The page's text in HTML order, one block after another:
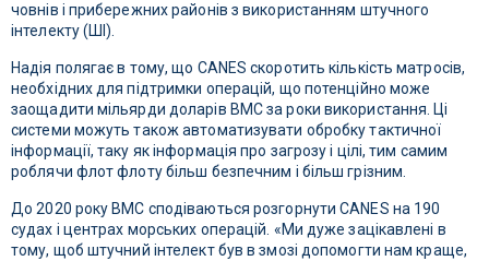
човнів і прибережних районів з використанням штучного
інтелекту (ШІ).
Надія полягає в тому, що CANES скоротить кількість матросів,
необхідних для підтримки операцій, що потенційно може
заощадити мільярди доларів ВМС за роки використання. Ці
системи можуть також автоматизувати обробку тактичної
інформації, таку як інформація про загрозу і цілі, тим самим
роблячи флот флоту більш безпечним і більш грізним.
До 2020 року ВМС сподіваються розгорнути CANES на 190
судах і центрах морських операцій. «Ми дуже зацікавлені в
тому, щоб штучний інтелект був в змозі допомогти нам краще,